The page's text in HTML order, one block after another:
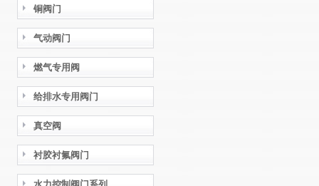
铜阀门
气动阀门
燃气专用阀
给排水专用阀门
真空阀
衬胶衬氟阀门